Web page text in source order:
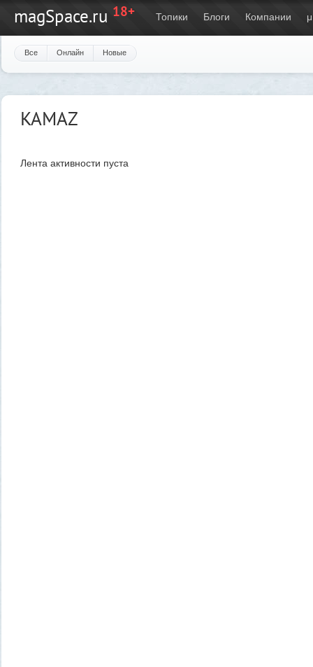
magSpace.ru 18+ Топики Блоги Компании μ
Все Онлайн Новые
KAMAZ
Лента активности пуста